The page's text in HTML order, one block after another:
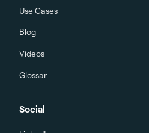
Use Cases
Blog
Videos
Glossar
Social